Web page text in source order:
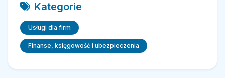
Kategorie
Usługi dla firm
Finanse, księgowość i ubezpieczenia